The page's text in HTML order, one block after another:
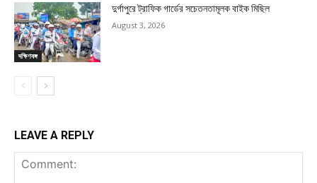
দক্ষিণবঙ্গ
দুর্গাপুরে ট্রাফিক গার্ডের সচেতনতামূলক বাইক মিছিল
August 3, 2026
LEAVE A REPLY